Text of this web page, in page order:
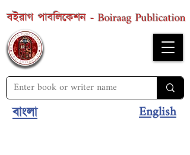
বইরাগ পাবলিকেশন - Boiraag Publication
বাংলা English